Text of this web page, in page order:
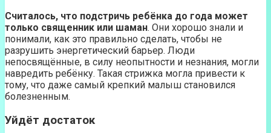
Считалось, что подстричь ребёнка до года может
только священник или шаман. Они хорошо знали и
понимали, как это правильно сделать, чтобы не
разрушить энергетический барьер. Люди
непосвящённые, в силу неопытности и незнания, могли
навредить ребёнку. Такая стрижка могла привести к
тому, что даже самый крепкий малыш становился
болезненным.
Уйдёт достаток